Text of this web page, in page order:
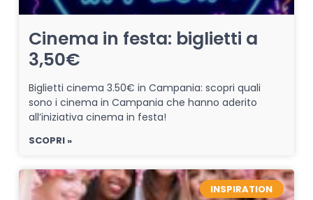
Cinema in festa: biglietti a
3,50€
Biglietti cinema 3.50€ in Campania: scopri quali
sono i cinema in Campania che hanno aderito
all’iniziativa cinema in festa!
SCOPRI »
INSPIRATION